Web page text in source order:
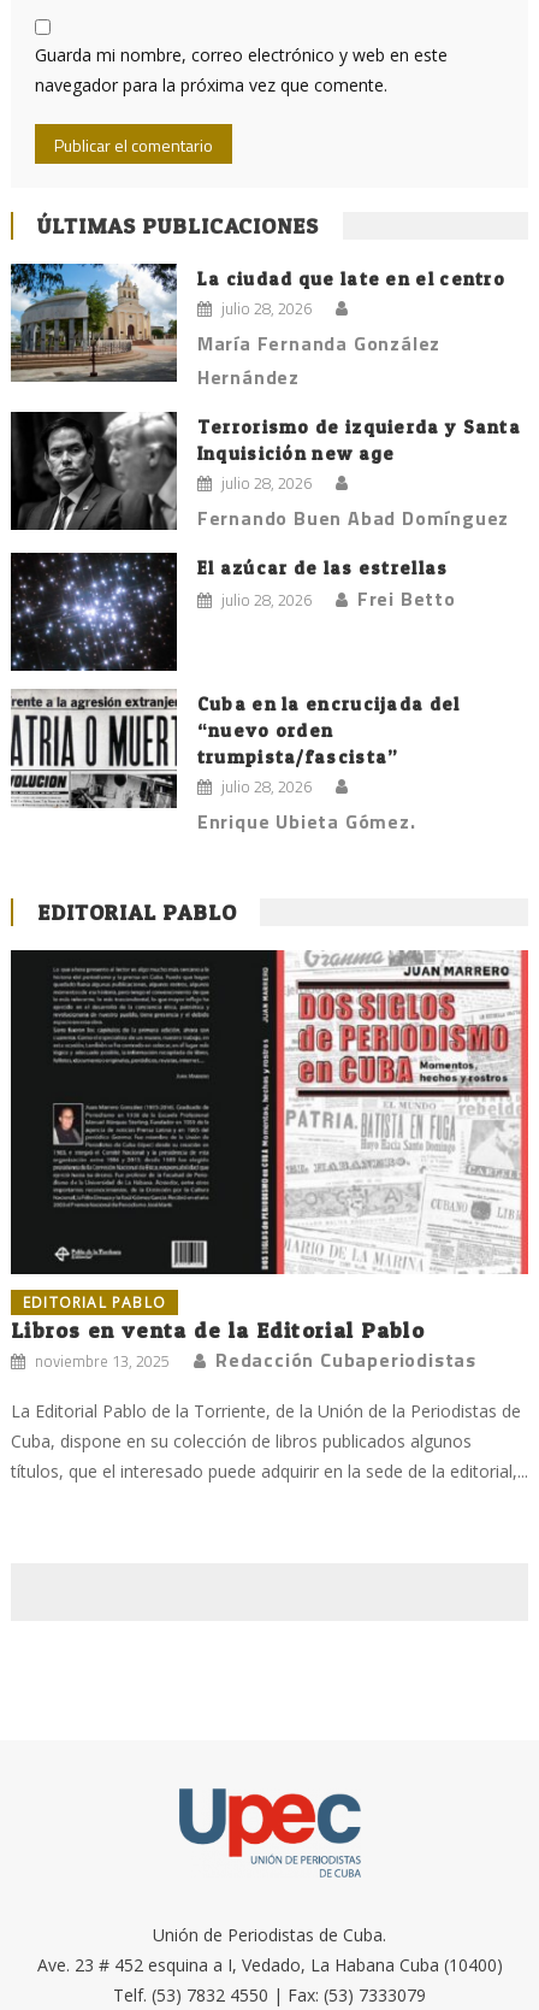
Guarda mi nombre, correo electrónico y web en este
navegador para la próxima vez que comente.
ÚLTIMAS PUBLICACIONES
La ciudad que late en el centro
julio 28, 2026
María Fernanda González
Hernández
Terrorismo de izquierda y Santa
Inquisición new age
julio 28, 2026
Fernando Buen Abad Domínguez
El azúcar de las estrellas
julio 28, 2026 Frei Betto
Cuba en la encrucijada del
“nuevo orden
trumpista/fascista”
julio 28, 2026
Enrique Ubieta Gómez.
EDITORIAL PABLO
EDITORIAL PABLO
Libros en venta de la Editorial Pablo
noviembre 13, 2025 Redacción Cubaperiodistas
La Editorial Pablo de la Torriente, de la Unión de la Periodistas de
Cuba, dispone en su colección de libros publicados algunos
títulos, que el interesado puede adquirir en la sede de la editorial,...
Unión de Periodistas de Cuba.
Ave. 23 # 452 esquina a I, Vedado, La Habana Cuba (10400)
Telf. (53) 7832 4550 | Fax: (53) 7333079